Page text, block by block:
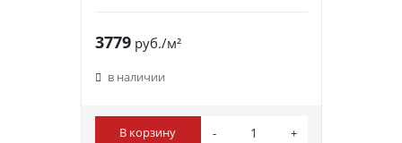
3779руб./м²
в наличии
В корзину